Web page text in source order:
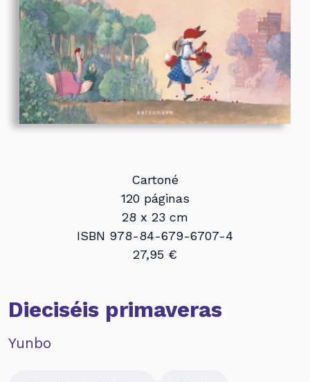
Cartoné
120 páginas
28 x 23 cm
ISBN 978-84-679-6707-4
27,95 €
Dieciséis primaveras
Yunbo